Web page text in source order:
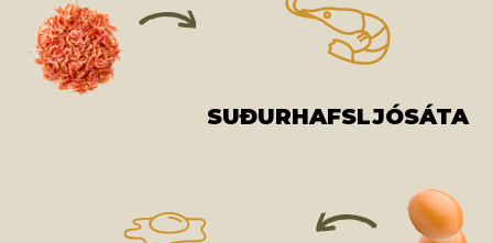
SUÐURHAFSLJÓSÁTA